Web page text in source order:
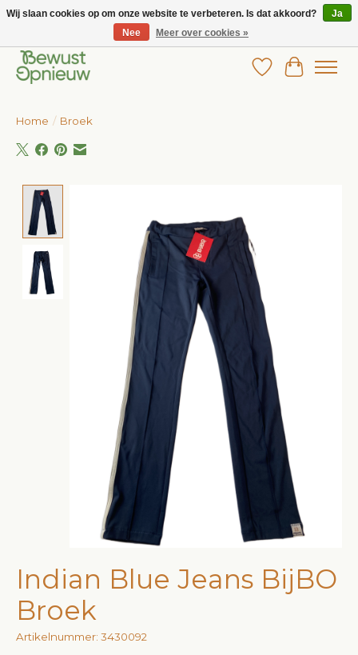
Wij bieden het grootste aanbod in betaalbare kinderkleding!
Verlanglijst
Home / Broek
Indian Blue Jeans BijBO
Broek
Artikelnummer: 3430092
Wij slaan cookies op om onze website te verbeteren. Is dat akkoord?
Ja
Nee
Meer over cookies »